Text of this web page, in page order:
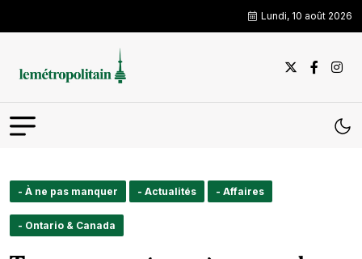
Lundi, 10 août 2026
- À ne pas manquer - Actualités - Affaires
- Ontario & Canada